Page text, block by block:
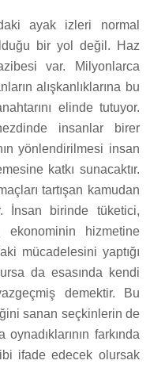
ayak izleri normal
bir yol değil. Haz
var. Milyonlarca
alışkanlıklarına bu
elinde tutuyor.
insanlar birer
yönlendirilmesi insan
katkı sunacaktır.
tartışan kamudan
İnsan birinde tüketici,
ekonominin hizmetine
mücadelesini yaptığı
da esasında kendi
demektir. Bu
sanan seçkinlerin de
farkında
ifade edecek olursak